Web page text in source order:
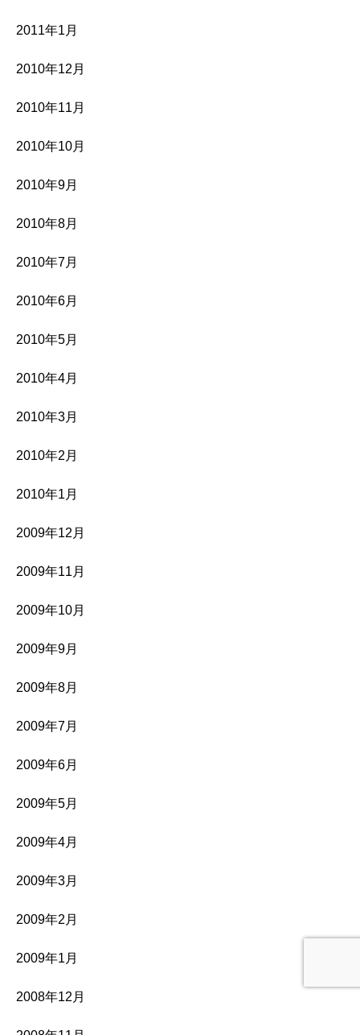
2011年1月
2010年12月
2010年11月
2010年10月
2010年9月
2010年8月
2010年7月
2010年6月
2010年5月
2010年4月
2010年3月
2010年2月
2010年1月
2009年12月
2009年11月
2009年10月
2009年9月
2009年8月
2009年7月
2009年6月
2009年5月
2009年4月
2009年3月
2009年2月
2009年1月
2008年12月